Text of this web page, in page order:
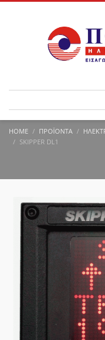
HOME ΠΡΟΪΌΝΤΑ
SKIPPER DL1